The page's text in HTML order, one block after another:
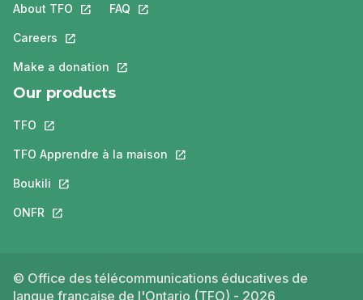
About TFO This link will open in a new tab.
Careers This link will open in a new tab.
Make a donation This link will open in a new tab.
FAQ This link will open in a new tab.
Our products
TFO This link will open in a new tab.
TFO Apprendre à la maison This link will open in a new tab.
Boukili This link will open in a new tab.
ONFR This link will open in a new tab.
© Office des télécommunications éducatives de
langue française de l'Ontario (TFO) - 2026